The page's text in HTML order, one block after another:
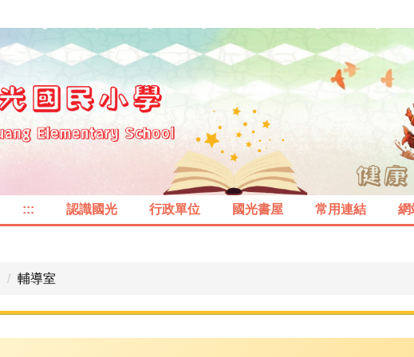
::: 認識國光 行政單位 國光書屋 常用連結
網
輔導室